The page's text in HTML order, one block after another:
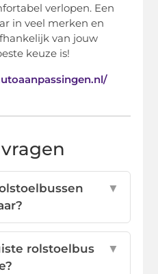
verlopen. Een
in veel merken en
van jouw
keuze is!
▼
rolstoelbus
▼